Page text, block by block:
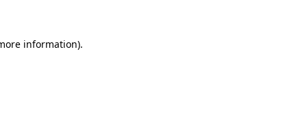
information).